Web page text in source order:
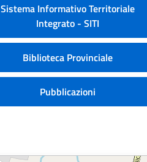
Sistema Informativo Territoriale
Integrato - SITI
Biblioteca Provinciale
Pubblicazioni